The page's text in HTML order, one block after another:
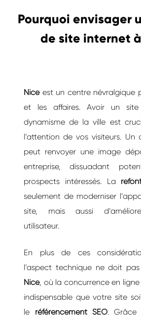
Pourquoi envisager
de site internet
Niceest un centre névralgique
et les affaires. Avoir un
dynamisme de la ville est
l’attention de vos visiteurs. Un
peut renvoyer une image
entreprise, dissuadant
prospects intéressés. La
seulement de moderniser
site, mais aussi
utilisateur.
En plus de ces
l’aspect technique ne doit
Nice, où la concurrence en
indispensable que votre site
le référencement SEO. Grâce